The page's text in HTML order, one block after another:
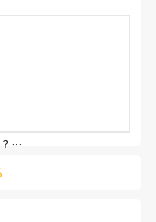
害したり.考えた設
見を通す
、手を出す（引っ張
に取り入れず楽な保
）を休んでる日に１
のでしょうか？